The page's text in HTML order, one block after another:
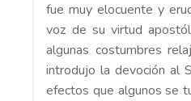
fue muy elocuente y
voz de su virtud
algunas costumbres
introdujo la devoción al
efectos que algunos se